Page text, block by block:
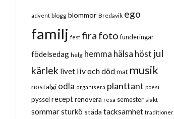
advent blogg blommor Bredavik ego
familj fest fira foto funderingar
födelsedag helg hemma hälsa höst jul
kärlek livet liv och död mat musik
nostalgi odla organisera planttant poesi
pyssel receptrenovera resa semester släkt
sommarsturkö städa tacksamhet traditioner